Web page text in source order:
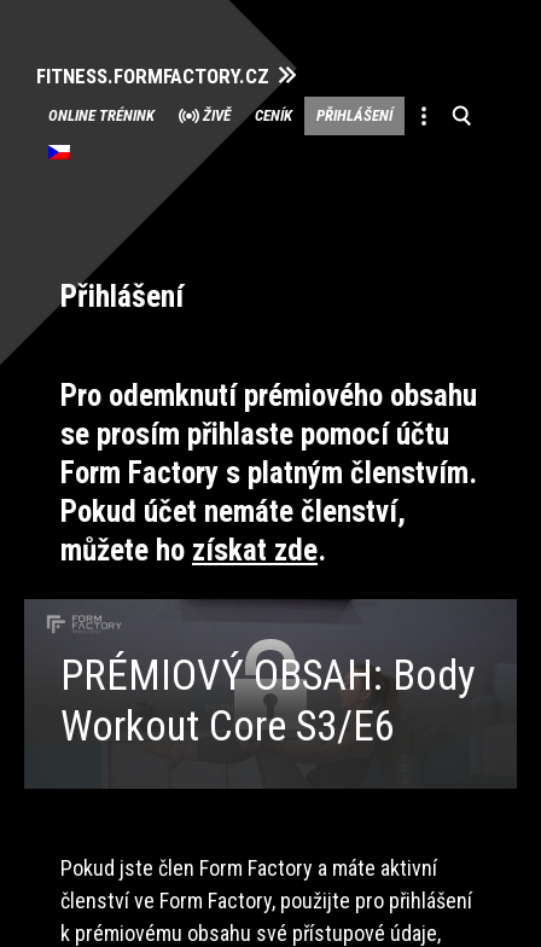
FITNESS.FORMFACTORY.CZ
Přeskočit
na
obsah
ONLINE TRÉNINK ŽIVĚ CENÍK PŘIHLÁŠENÍ
Přihlášení
Pro odemknutí prémiového obsahu
se prosím přihlaste pomocí účtu
Form Factory s platným členstvím.
Pokud účet nemáte členství,
můžete ho získat zde.
PRÉMIOVÝ OBSAH: Body
Workout Core S3/E6
Pokud jste člen Form Factory a máte aktivní
členství ve Form Factory, použijte pro přihlášení
k prémiovému obsahu své přístupové údaje,